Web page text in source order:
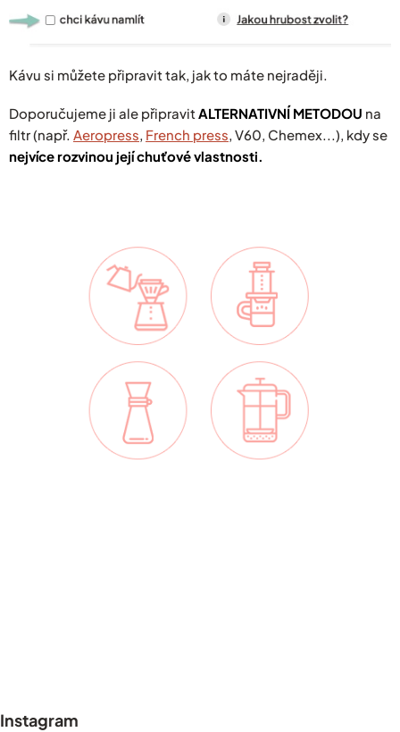
Kávu si můžete připravit tak, jak to máte nejraději.
Doporučujeme ji ale připravitALTERNATIVNÍ METODOU na
filtr (např. Aeropress, French press, V60, Chemex...), kdy se
nejvíce rozvinou její chuťové vlastnosti.
a
Instagram